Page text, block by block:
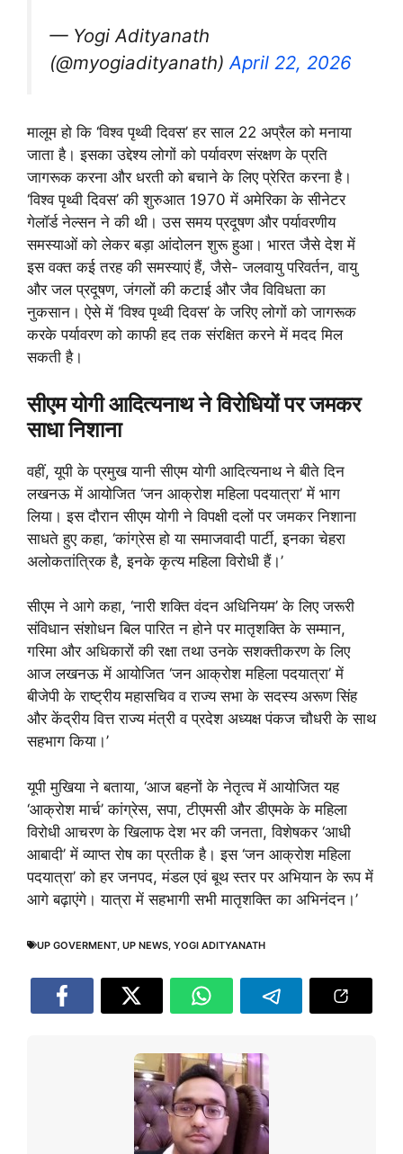
— Yogi Adityanath
(@myogiadityanath) April 22, 2026
मालूम हो कि ‘विश्व पृथ्वी दिवस’ हर साल 22 अप्रैल को मनाया
जाता है। इसका उद्देश्य लोगों को पर्यावरण संरक्षण के प्रति
जागरूक करना और धरती को बचाने के लिए प्रेरित करना है।
‘विश्व पृथ्वी दिवस’ की शुरुआत 1970 में अमेरिका के सीनेटर
गेलॉर्ड नेल्सन ने की थी। उस समय प्रदूषण और पर्यावरणीय
समस्याओं को लेकर बड़ा आंदोलन शुरू हुआ। भारत जैसे देश में
इस वक्त कई तरह की समस्याएं हैं, जैसे- जलवायु परिवर्तन, वायु
और जल प्रदूषण, जंगलों की कटाई और जैव विविधता का
नुकसान। ऐसे में ‘विश्व पृथ्वी दिवस’ के जरिए लोगों को जागरूक
करके पर्यावरण को काफी हद तक संरक्षित करने में मदद मिल
सकती है।
सीएम योगी आदित्यनाथ ने विरोधियों पर जमकर
साधा निशाना
वहीं, यूपी के प्रमुख यानी सीएम योगी आदित्यनाथ ने बीते दिन
लखनऊ में आयोजित ‘जन आक्रोश महिला पदयात्रा’ में भाग
लिया। इस दौरान सीएम योगी ने विपक्षी दलों पर जमकर निशाना
साधते हुए कहा, ‘कांग्रेस हो या समाजवादी पार्टी, इनका चेहरा
अलोकतांत्रिक है, इनके कृत्य महिला विरोधी हैं।’
सीएम ने आगे कहा, ‘नारी शक्ति वंदन अधिनियम’ के लिए जरूरी
संविधान संशोधन बिल पारित न होने पर मातृशक्ति के सम्मान,
गरिमा और अधिकारों की रक्षा तथा उनके सशक्तीकरण के लिए
आज लखनऊ में आयोजित ‘जन आक्रोश महिला पदयात्रा’ में
बीजेपी के राष्ट्रीय महासचिव व राज्य सभा के सदस्य अरूण सिंह
और केंद्रीय वित्त राज्य मंत्री व प्रदेश अध्यक्ष पंकज चौधरी के साथ
सहभाग किया।’
यूपी मुखिया ने बताया, ‘आज बहनों के नेतृत्व में आयोजित यह
‘आक्रोश मार्च’ कांग्रेस, सपा, टीएमसी और डीएमके के महिला
विरोधी आचरण के खिलाफ देश भर की जनता, विशेषकर ‘आधी
आबादी’ में व्याप्त रोष का प्रतीक है। इस ‘जन आक्रोश महिला
पदयात्रा’ को हर जनपद, मंडल एवं बूथ स्तर पर अभियान के रूप में
आगे बढ़ाएंगे। यात्रा में सहभागी सभी मातृशक्ति का अभिनंदन।’
UP GOVERMENT UP NEWS YOGI ADITYANATH